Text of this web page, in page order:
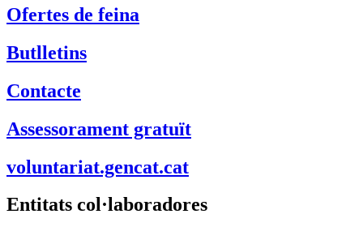
Ofertes de feina
Butlletins
Contacte
Assessorament gratuït
voluntariat.gencat.cat
Entitats col·laboradores